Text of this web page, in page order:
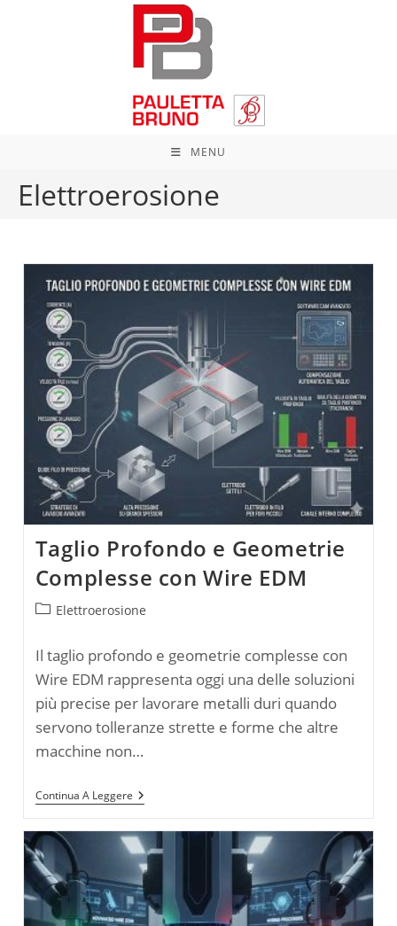
MENU
Elettroerosione
Taglio Profondo e Geometrie
Complesse con Wire EDM
Categoria
Elettroerosione
Il taglio profondo e geometrie complesse con
Wire EDM rappresenta oggi una delle soluzioni
più precise per lavorare metalli duri quando
servono tolleranze strette e forme che altre
macchine non…
Continua A LeggereTaglio
Profondo
Geometrie
Complesse
Con
Wire
EDM